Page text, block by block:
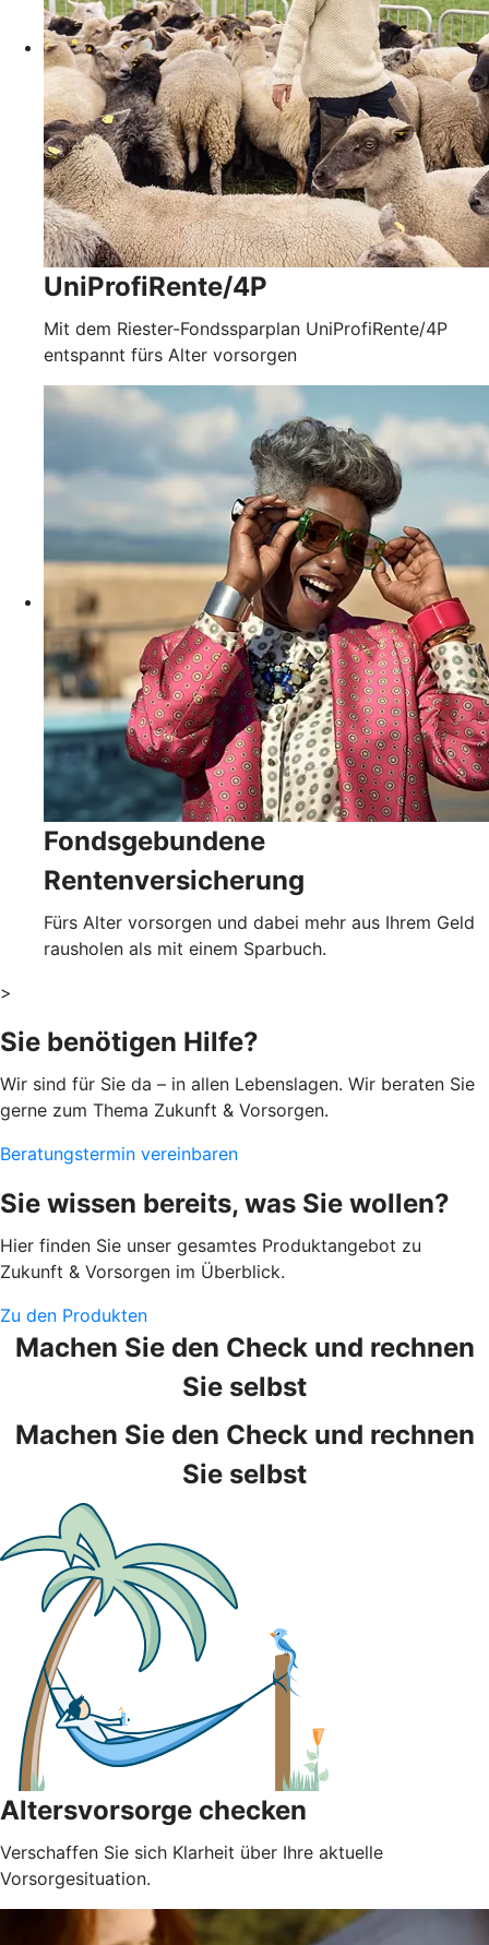
UniProfiRente/4P
Mit dem Riester-Fondssparplan UniProfiRente/4P
entspannt fürs Alter vorsorgen
Fondsgebundene
Rentenversicherung
Fürs Alter vorsorgen und dabei mehr aus Ihrem Geld
rausholen als mit einem Sparbuch.
>
Sie benötigen Hilfe?
Wir sind für Sie da – in allen Lebenslagen. Wir beraten Sie
gerne zum Thema Zukunft & Vorsorgen.
Beratungstermin vereinbaren
Sie wissen bereits, was Sie wollen?
Hier finden Sie unser gesamtes Produktangebot zu
Zukunft & Vorsorgen im Überblick.
Zu den Produkten
Machen Sie den Check und rechnen
Sie selbst
Machen Sie den Check und rechnen
Sie selbst
Altersvorsorge checken
Verschaffen Sie sich Klarheit über Ihre aktuelle
Vorsorgesituation.